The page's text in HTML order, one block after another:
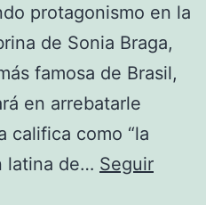
protagonismo en la
de Sonia Braga,
famosa de Brasil,
en arrebatarle
califica como “la
latina de… Seguir